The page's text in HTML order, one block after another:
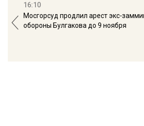
16:10
Мосгорсуд продлил арест экс-
обороны Булгакова до 9 ноября